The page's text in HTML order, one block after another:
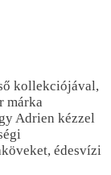
kollekciójával,
márka
Adrien kézzel
édesvízi